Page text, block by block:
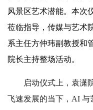
风景区艺术潜能。本次
莅临指导，传媒与艺术
系主任方仲玮副教授和
院长主持整场活动。
启动仪式上，袁潇
飞速发展的当下，AI 与